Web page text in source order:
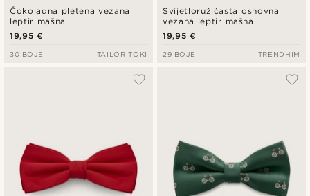
Čokoladna pletena vezana
leptir mašna
19,95 €
30 BOJE TAILOR TOKI
Svijetloružičasta osnovna
vezana leptir mašna
19,95 €
29 BOJE TRENDHIM